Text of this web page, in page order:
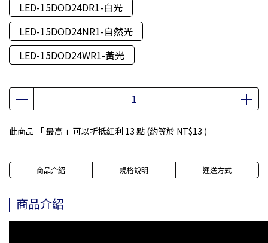
LED-15DOD24DR1-白光
LED-15DOD24NR1-自然光
LED-15DOD24WR1-黃光
此商品 「 最高 」可以折抵紅利 13 點 (約等於 NT$13 )
商品介紹 規格說明 運送方式
商品介紹